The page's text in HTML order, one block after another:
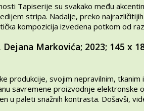
Tapiserije su svakako među
stripa. Nadalje, preko
kompozicija izvedena potkom od
Dejana Markovića; 2023; 145 x
produkcije, svojim nepravilnim,
savremene proizvodnje
u paleti snažnih kontrasta. Došavši,